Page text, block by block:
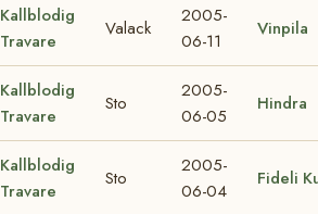
Kallblodig
Travare
Valack
2005-
06-11
Vinpila
Kallblodig
Travare
Sto
2005-
06-05
Hindra
Kallblodig
Travare
Sto
2005-
06-04
Fideli